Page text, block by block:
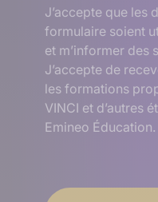
RGPD
J’accepte que les
formulaire soient
et m’informer des
J’accepte de
les formations
VINCI et d’autres
Emineo Éducation.